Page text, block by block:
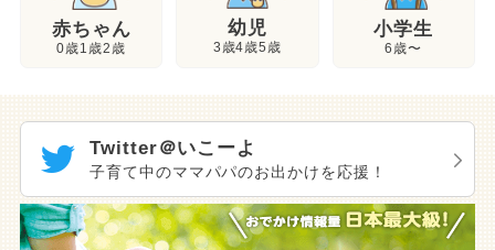
赤ちゃん
0歳1歳2歳
幼児
3歳4歳5歳
小学生
6歳〜
Twitter＠いこーよ
子育て中のママパパのお出かけを応援！